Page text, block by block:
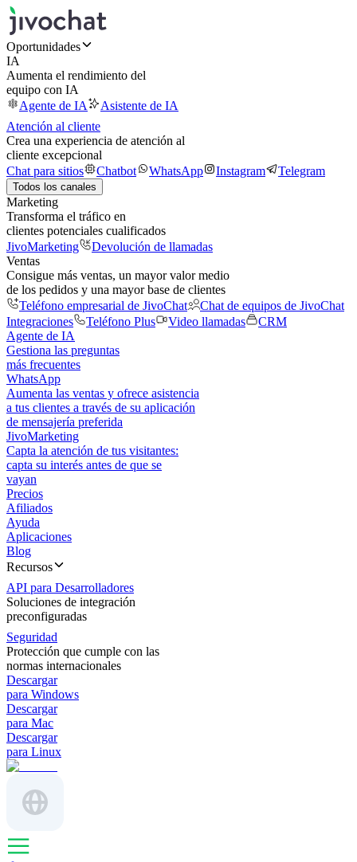
Oportunidades
IA
Aumenta el rendimiento del
equipo con IA
Agente de IA
Asistente de IA
Atención al cliente
Crea una experiencia de atención al
cliente excepcional
Chat para sitios
Chatbot WhatsApp Instagram Telegram
Todos los canales
Marketing
Transforma el tráfico en
clientes potenciales cualificados
JivoMarketing
Devolución de llamadas
Ventas
Consigue más ventas, un mayor valor medio
de los pedidos y una mayor base de clientes
Teléfono empresarial de JivoChat
Chat de equipos de JivoChat
Integraciones
Teléfono Plus Video llamadas
CRM
Agente de IA
Gestiona las preguntas
más frecuentes
WhatsApp
Aumenta las ventas y ofrece asistencia
a tus clientes a través de su aplicación
de mensajería preferida
JivoMarketing
Capta la atención de tus visitantes:
capta su interés antes de que se
vayan
Precios
Afiliados
Ayuda
Aplicaciones
Blog
Recursos
API para Desarrolladores
Soluciones de integración
preconfiguradas
Seguridad
Protección que cumple con las
normas internacionales
Descargar
para Windows
Descargar
para Mac
Descargar
para Linux